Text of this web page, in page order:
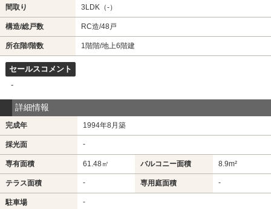
間取り 3LDK（-）
構造/総戸数 RC造/48戸
所在階/階数 1階階/地上6階建
セールスコメント
-
詳細情報
完成年 1994年8月築
採光面 -
専有面積 61.48㎡ バルコニー面積 8.9m²
テラス面積 - 専用庭面積 -
駐車場 -